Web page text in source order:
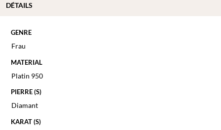
GENRE
Frau
MATERIAL
Platin 950
PIERRE (S)
Diamant
KARAT (S)
DÉTAILS